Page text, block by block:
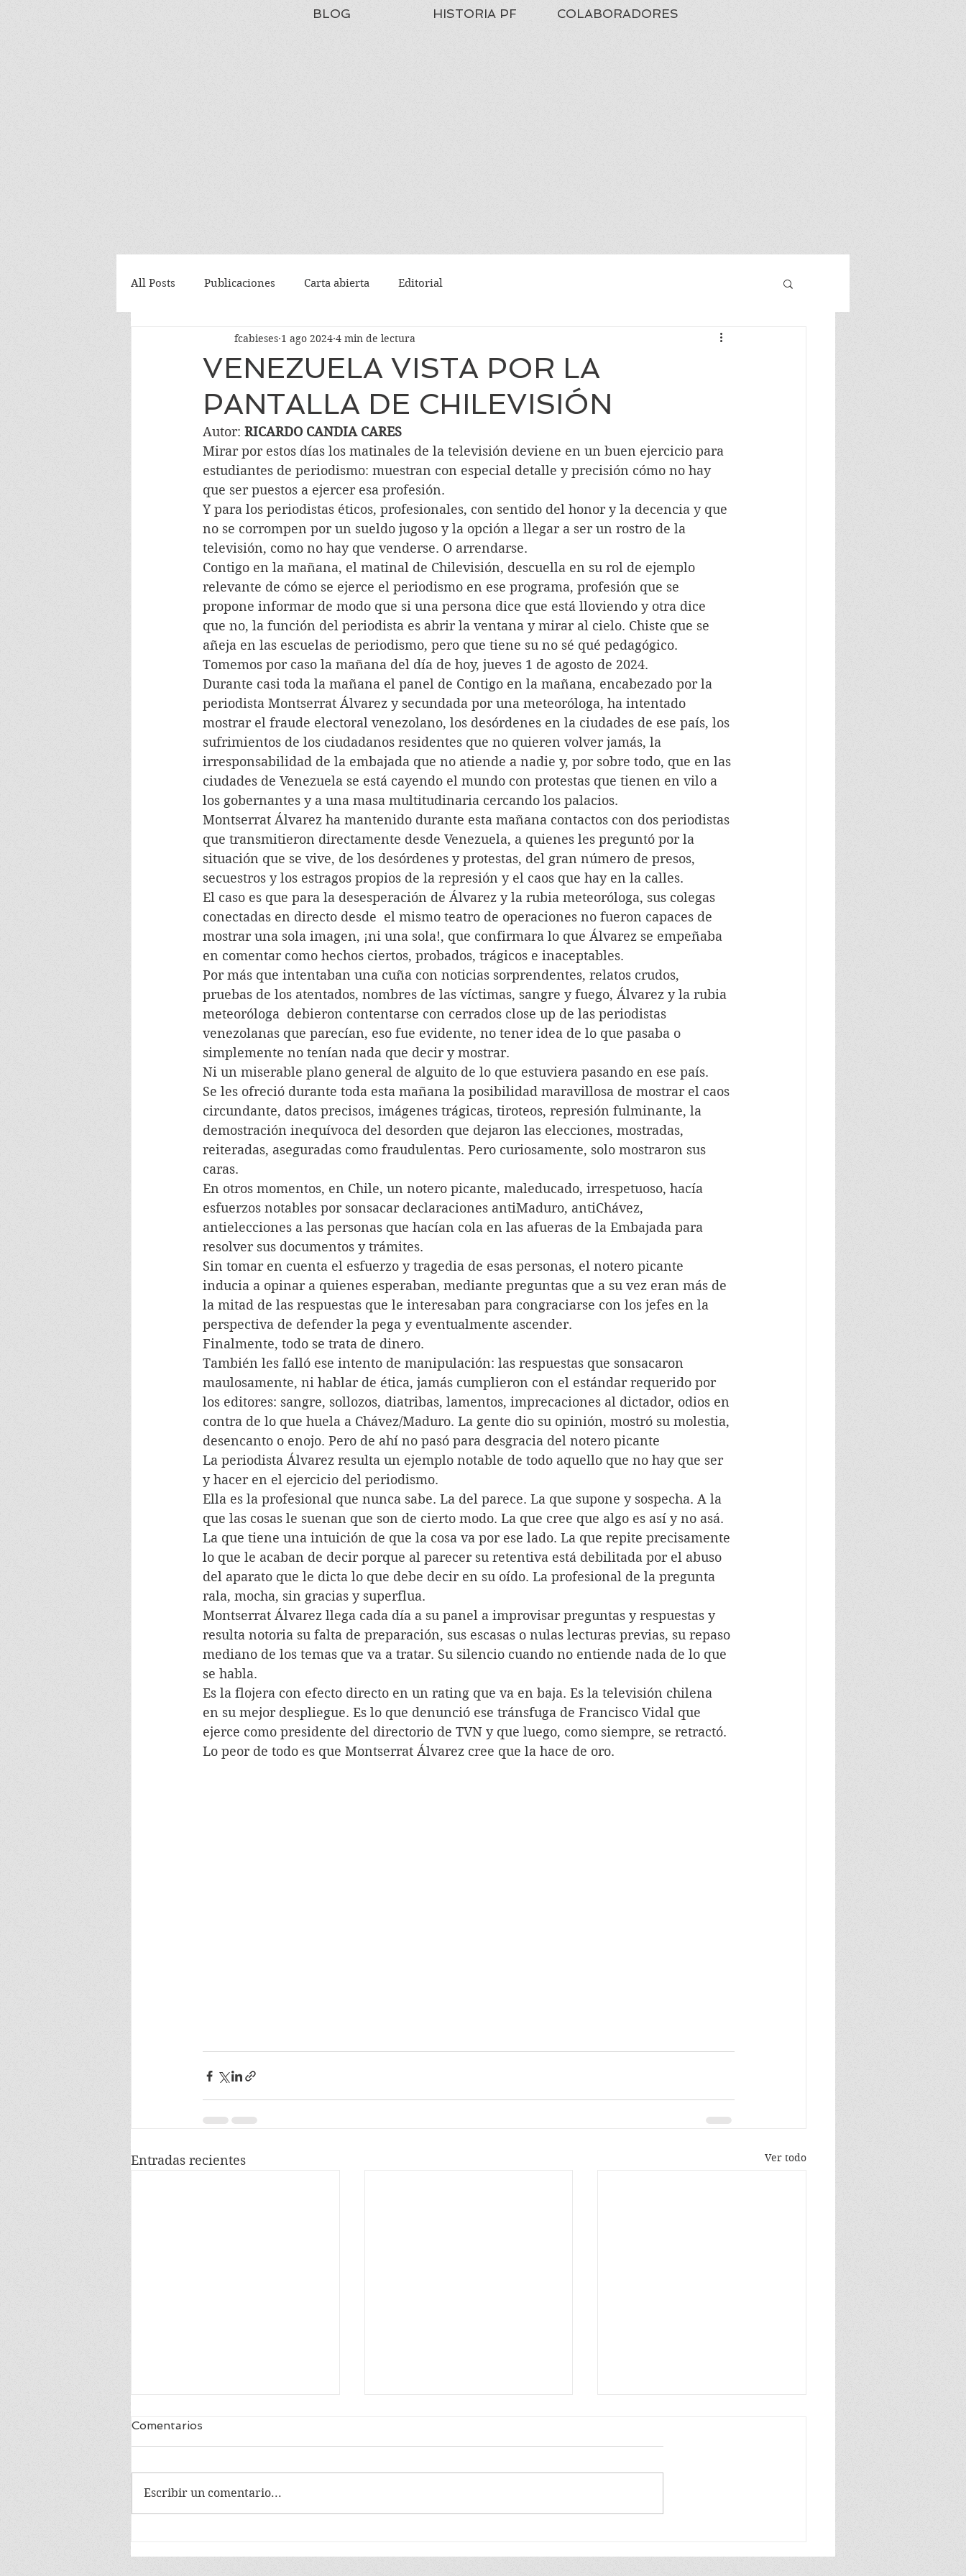
BLOG HISTORIA PF COLABORADORES
All Posts Publicaciones Carta abierta Editorial
VENEZUELA VISTA POR LA
PANTALLA DE CHILEVISIÓN
fcabieses 1 ago 2024 4 min de lectura
Autor: RICARDO CANDIA CARES
Mirar por estos días los matinales de la televisión deviene en un buen ejercicio para
estudiantes de periodismo: muestran con especial detalle y precisión cómo no hay
que ser puestos a ejercer esa profesión.
Y para los periodistas éticos, profesionales, con sentido del honor y la decencia y que
no se corrompen por un sueldo jugoso y la opción a llegar a ser un rostro de la
televisión, como no hay que venderse. O arrendarse.
Contigo en la mañana, el matinal de Chilevisión, descuella en su rol de ejemplo
relevante de cómo se ejerce el periodismo en ese programa, profesión que se
propone informar de modo que si una persona dice que está lloviendo y otra dice
que no, la función del periodista es abrir la ventana y mirar al cielo. Chiste que se
añeja en las escuelas de periodismo, pero que tiene su no sé qué pedagógico.
Tomemos por caso la mañana del día de hoy, jueves 1 de agosto de 2024.
Durante casi toda la mañana el panel de Contigo en la mañana, encabezado por la
periodista Montserrat Álvarez y secundada por una meteoróloga, ha intentado
mostrar el fraude electoral venezolano, los desórdenes en la ciudades de ese país, los
sufrimientos de los ciudadanos residentes que no quieren volver jamás, la
irresponsabilidad de la embajada que no atiende a nadie y, por sobre todo, que en las
ciudades de Venezuela se está cayendo el mundo con protestas que tienen en vilo a
los gobernantes y a una masa multitudinaria cercando los palacios.
Montserrat Álvarez ha mantenido durante esta mañana contactos con dos periodistas
que transmitieron directamente desde Venezuela, a quienes les preguntó por la
situación que se vive, de los desórdenes y protestas, del gran número de presos,
secuestros y los estragos propios de la represión y el caos que hay en la calles.
El caso es que para la desesperación de Álvarez y la rubia meteoróloga, sus colegas
conectadas en directo desde  el mismo teatro de operaciones no fueron capaces de
mostrar una sola imagen, ¡ni una sola!, que confirmara lo que Álvarez se empeñaba
en comentar como hechos ciertos, probados, trágicos e inaceptables.
Por más que intentaban una cuña con noticias sorprendentes, relatos crudos,
pruebas de los atentados, nombres de las víctimas, sangre y fuego, Álvarez y la rubia
meteoróloga  debieron contentarse con cerrados close up de las periodistas
venezolanas que parecían, eso fue evidente, no tener idea de lo que pasaba o
simplemente no tenían nada que decir y mostrar.
Ni un miserable plano general de alguito de lo que estuviera pasando en ese país.
Se les ofreció durante toda esta mañana la posibilidad maravillosa de mostrar el caos
circundante, datos precisos, imágenes trágicas, tiroteos, represión fulminante, la
demostración inequívoca del desorden que dejaron las elecciones, mostradas,
reiteradas, aseguradas como fraudulentas. Pero curiosamente, solo mostraron sus
caras.
En otros momentos, en Chile, un notero picante, maleducado, irrespetuoso, hacía
esfuerzos notables por sonsacar declaraciones antiMaduro, antiChávez,
antielecciones a las personas que hacían cola en las afueras de la Embajada para
resolver sus documentos y trámites.
Sin tomar en cuenta el esfuerzo y tragedia de esas personas, el notero picante
inducia a opinar a quienes esperaban, mediante preguntas que a su vez eran más de
la mitad de las respuestas que le interesaban para congraciarse con los jefes en la
perspectiva de defender la pega y eventualmente ascender.
Finalmente, todo se trata de dinero.
También les falló ese intento de manipulación: las respuestas que sonsacaron
maulosamente, ni hablar de ética, jamás cumplieron con el estándar requerido por
los editores: sangre, sollozos, diatribas, lamentos, imprecaciones al dictador, odios en
contra de lo que huela a Chávez/Maduro. La gente dio su opinión, mostró su molestia,
desencanto o enojo. Pero de ahí no pasó para desgracia del notero picante
La periodista Álvarez resulta un ejemplo notable de todo aquello que no hay que ser
y hacer en el ejercicio del periodismo.
Ella es la profesional que nunca sabe. La del parece. La que supone y sospecha. A la
que las cosas le suenan que son de cierto modo. La que cree que algo es así y no asá.
La que tiene una intuición de que la cosa va por ese lado. La que repite precisamente
lo que le acaban de decir porque al parecer su retentiva está debilitada por el abuso
del aparato que le dicta lo que debe decir en su oído. La profesional de la pregunta
rala, mocha, sin gracias y superflua.
Montserrat Álvarez llega cada día a su panel a improvisar preguntas y respuestas y
resulta notoria su falta de preparación, sus escasas o nulas lecturas previas, su repaso
mediano de los temas que va a tratar. Su silencio cuando no entiende nada de lo que
se habla.
Es la flojera con efecto directo en un rating que va en baja. Es la televisión chilena
en su mejor despliegue. Es lo que denunció ese tránsfuga de Francisco Vidal que
ejerce como presidente del directorio de TVN y que luego, como siempre, se retractó.
Lo peor de todo es que Montserrat Álvarez cree que la hace de oro.
Entradas recientes Ver todo
Comentarios
Escribir un comentario...